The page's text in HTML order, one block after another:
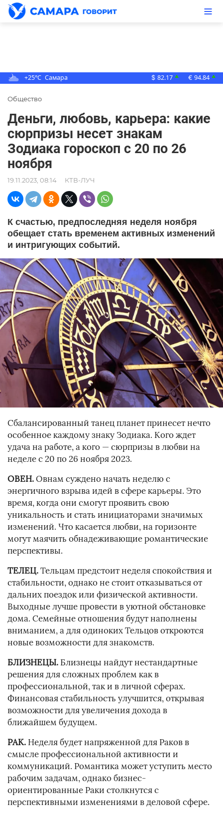
+25°C Самара $ 82.17 ▲ € 94.84 ▲
Общество
Деньги, любовь, карьера: какие
сюрпризы несет знакам
Зодиака гороскоп с 20 по 26
ноября
19.11.2023, 08:14 КТВ-ЛУЧ
К счастью, предпоследняя неделя ноября
обещает стать временем активных изменений
и интригующих событий.
Сбалансированный танец планет принесет нечто
особенное каждому знаку Зодиака. Кого ждет
удача на работе, а кого — сюрпризы в любви на
неделе с 20 по 26 ноября 2023.
ОВЕН.Овнам суждено начать неделю с
энергичного взрыва идей в сфере карьеры. Это
время, когда они смогут проявить свою
уникальность и стать инициаторами значимых
изменений. Что касается любви, на горизонте
могут маячить обнадеживающие романтические
перспективы.
ТЕЛЕЦ.Тельцам предстоит неделя спокойствия и
стабильности, однако не стоит отказываться от
дальних поездок или физической активности.
Выходные лучше провести в уютной обстановке
дома. Семейные отношения будут наполнены
вниманием, а для одиноких Тельцов откроются
новые возможности для знакомств.
БЛИЗНЕЦЫ. Близнецы найдут нестандартные
решения для сложных проблем как в
профессиональной, так и в личной сферах.
Финансовая стабильность улучшится, открывая
возможности для увеличения дохода в
ближайшем будущем.
РАК. Неделя будет напряженной для Раков в
смысле профессиональной активности и
коммуникаций. Романтика может уступить место
рабочим задачам, однако бизнес-
ориентированные Раки столкнутся с
перспективными изменениями в деловой сфере.